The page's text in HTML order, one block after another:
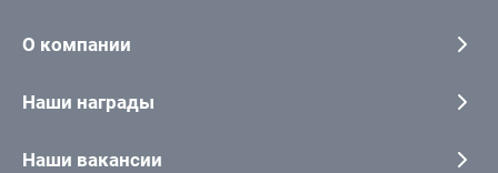
О компании
Наши награды
Наши вакансии